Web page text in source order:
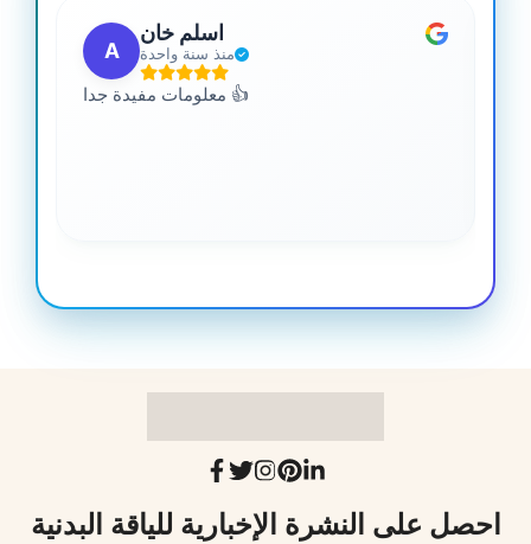
A
اسلم خان
منذ سنة واحدة
معلومات مفيدة جدا 👍
احصل على النشرة الإخبارية للياقة البدنية